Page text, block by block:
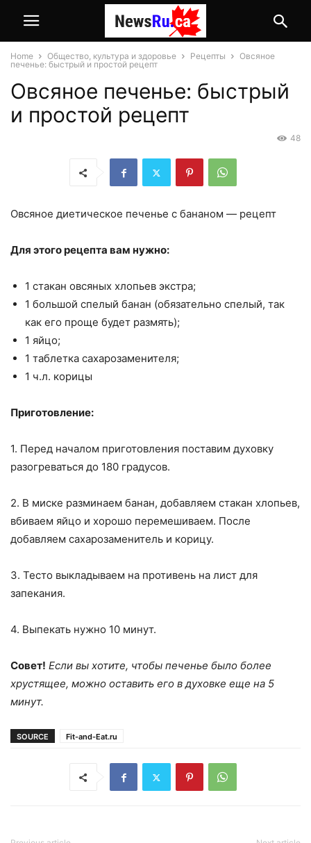
Home Общество, культура и здоровье Рецепты
Овсяное
печенье: быстрый и простой рецепт
Овсяное печенье: быстрый
и простой рецепт
48
Овсяное диетическое печенье с бананом — рецепт
Для этого рецепта вам нужно:
1 стакан овсяных хлопьев экстра;
1 большой спелый банан (обязательно спелый, так
как его проще будет размять);
1 яйцо;
1 таблетка сахарозаменителя;
1 ч.л. корицы
Приготовление:
1. Перед началом приготовления поставим духовку
разогреваться до 180 градусов.
2. В миске разминаем банан, добавляем стакан хлопьев,
вбиваем яйцо и хорошо перемешиваем. После
добавляем сахарозаменитель и корицу.
3. Тесто выкладываем на противень на лист для
запекания.
4. Выпекать нужно 10 минут.
Совет! Если вы хотите, чтобы печенье было более
хрустящее, можно оставить его в духовке еще на 5
минут.
SOURCE Fit-and-Eat.ru